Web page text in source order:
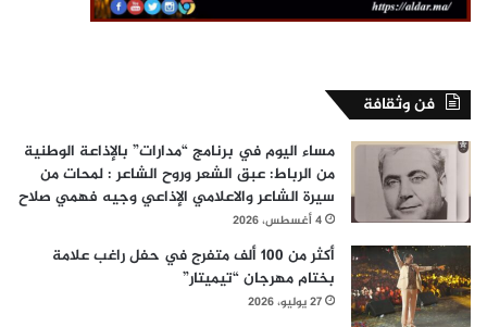
فن وثقافة
مساء اليوم في برنامج “مدارات” بالإذاعة الوطنية
من الرباط: عبق الشعر وروح الشاعر : لمحات من
سيرة الشاعر والاعلامي الإذاعي وجيه فهمي صلاح
4 أغسطس، 2026
أكثر من 100 ألف متفرج في حفل راغب علامة
بختام مهرجان “تيميتار”
27 يوليو، 2026